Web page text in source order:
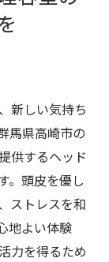
新しい気持ち
馬県高崎市の
供するヘッド
。頭皮を優し
ストレスを和
地よい体験
力を得るため